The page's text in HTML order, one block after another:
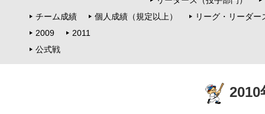
チーム成績
個人成績（規定以上）
リーグ・リーダー
2009
2011
公式戦